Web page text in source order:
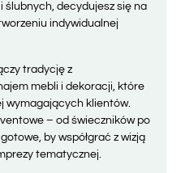
ślubnych, decydujesz się na
indywidualnej
tradycję z
mebli i dekoracji, które
wymagających klientów.
– od świeczników po
by współgrać z wizją
tematycznej.